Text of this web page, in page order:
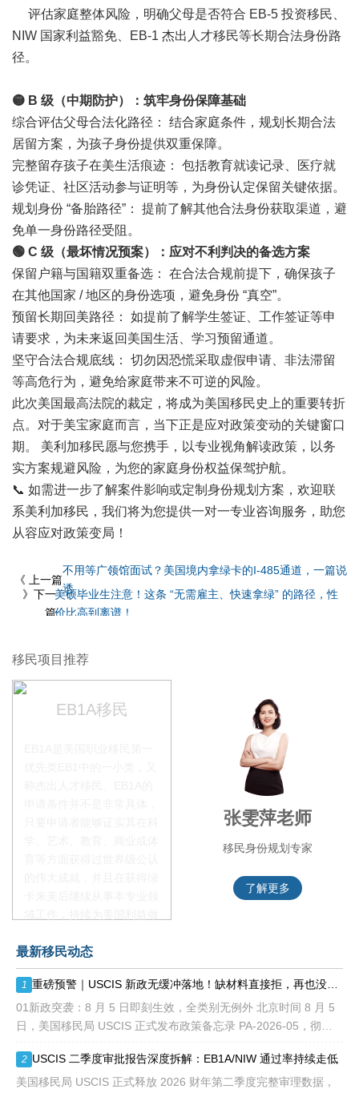
评估家庭整体风险，明确父母是否符合 EB-5 投资移民、
NIW 国家利益豁免、EB-1 杰出人才移民等长期合法身份路
径。
🟡 B 级（中期防护）：筑牢身份保障基础
综合评估父母合法化路径： 结合家庭条件，规划长期合法
居留方案，为孩子身份提供双重保障。
完整留存孩子在美生活痕迹： 包括教育就读记录、医疗就
诊凭证、社区活动参与证明等，为身份认定保留关键依据。
规划身份 “备胎路径”： 提前了解其他合法身份获取渠道，避
免单一身份路径受阻。
🟢 C 级（最坏情况预案）：应对不利判决的备选方案
保留户籍与国籍双重备选： 在合法合规前提下，确保孩子
在其他国家 / 地区的身份选项，避免身份 “真空”。
预留长期回美路径： 如提前了解学生签证、工作签证等申
请要求，为未来返回美国生活、学习预留通道。
坚守合法合规底线： 切勿因恐慌采取虚假申请、非法滞留
等高危行为，避免给家庭带来不可逆的风险。
此次美国最高法院的裁定，将成为美国移民史上的重要转折
点。对于美宝家庭而言，当下正是应对政策变动的关键窗口
期。 美利加移民愿与您携手，以专业视角解读政策，以务
实方案规避风险，为您的家庭身份权益保驾护航。
📞 如需进一步了解案件影响或定制身份规划方案，欢迎联
系美利加移民，我们将为您提供一对一专业咨询服务，助您
从容应对政策变局！
《 上一篇
不用等广领馆面试？美国境内拿绿卡的I-485通道，一篇说
透
》下一
篇
美硕毕业生注意！这条 “无需雇主、快速拿绿” 的路径，性
价比高到离谱！
移民项目推荐
EB1A移民
额占全球移民签证配额的
28.6%，即大约4万个移民
签证，都会用于满足"优
先"移民类别的申请。EB1A
不需要雇主支持、不用办理
等的限制，所以也愈来愈受
到中国杰出人才的青睐。
张雯萍老师
移民身份规划专家
了解更多
最新移民动态
1
01新政突袭：8 月 5 日即刻生效，全类别无例外 北京时间 8 月 5
日，美国移民局 USCIS 正式发布政策备忘录 PA-2026-05，彻底
2 USCIS 二季度审批报告深度拆解：EB1A/NIW 通过率持续走低
美国移民局 USCIS 正式释放 2026 财年第二季度完整审理数据，